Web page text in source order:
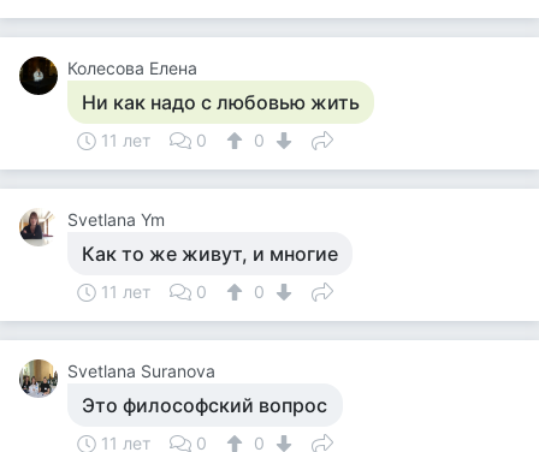
Колесова Елена
Ни как надо с любовью жить
11 лет 0 0
Svetlana Ym
Как то же живут, и многие
11 лет 0 0
Svetlana Suranova
Это философский вопрос
11 лет 0 0